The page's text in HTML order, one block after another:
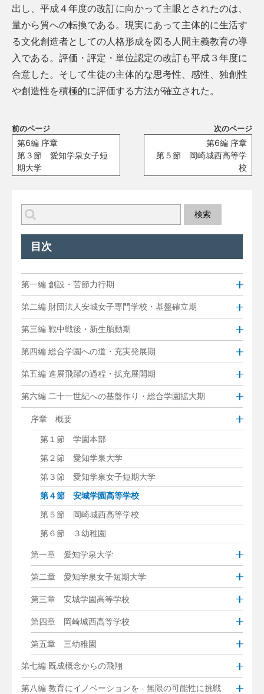
出し、平成４年度の改訂に向かって主眼とされたのは、
量から質への転換である。現実にあって主体的に生活す
る文化創造者としての人格形成を図る人間主義教育の導
入である。評価・評定・単位認定の改訂も平成３年度に
合意した。そして生徒の主体的な思考性、感性、独創性
や創造性を積極的に評価する方法が確立された。
前のページ
第6編 序章
第３節 愛知学泉女子短
期大学
次のページ
第6編 序章
第５節 岡崎城西高等学
校
目次
第一編 創設・苦節力行期
第二編 財団法人安城女子専門学校・基盤確立期
第三編 戦中戦後・新生胎動期
第四編 総合学園への道・充実発展期
第五編 進展飛躍の過程・拡充展開期
第六編 二十一世紀への基盤作り・総合学園拡大期
序章 概要
第１節 学園本部
第２節 愛知学泉大学
第３節 愛知学泉女子短期大学
第４節 安城学園高等学校
第５節 岡崎城西高等学校
第６節 ３幼稚園
第一章 愛知学泉大学
第二章 愛知学泉女子短期大学
第三章 安城学園高等学校
第四章 岡崎城西高等学校
第五章 三幼稚園
第七編 既成概念からの飛翔
第八編 教育にイノベーションを - 無限の可能性に挑戦